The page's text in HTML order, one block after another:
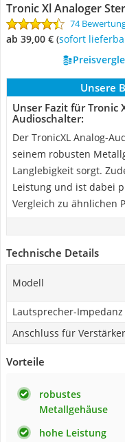
Tronic Xl Analoger
74
ab 39,00 € ( Sofort
Unsere
Unser Fazit für Tronic
Audioschalter:
Der TronicXL Analog-
seinem robusten
Langlebigkeit sorgt.
Leistung und ist dabei
Vergleich zu ähnlichen
Technische Details
Modell
Lautsprecher-Impedanz
Anschluss für Verstärker
Vorteile
robustes
Metallgehäuse
hohe Leistung